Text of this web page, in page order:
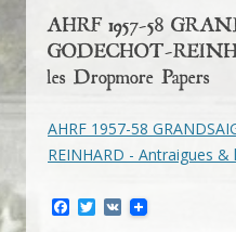
AHRF 1957-58
GODECHOT-
les Dropmore Papers
AHRF 1957-58
REINHARD - Antraigues
T V